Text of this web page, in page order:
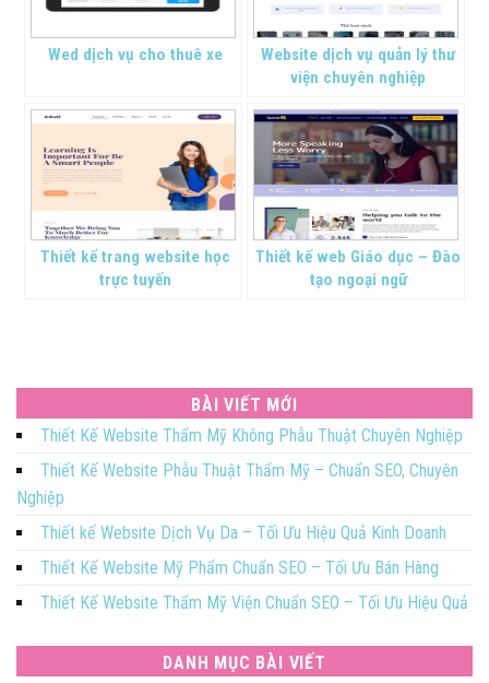
Wed dịch vụ cho thuê xe
Website dịch vụ quản lý thư
viện chuyên nghiệp
Thiết kế trang website học
trực tuyến
Thiết kế web Giáo dục – Đào
tạo ngoại ngữ
BÀI VIẾT MỚI
Thiết Kế Website Thẩm Mỹ Không Phẫu Thuật Chuyên Nghiệp
Thiết Kế Website Phẫu Thuật Thẩm Mỹ – Chuẩn SEO, Chuyên
Nghiệp
Thiết kế Website Dịch Vụ Da – Tối Ưu Hiệu Quả Kinh Doanh
Thiết Kế Website Mỹ Phẩm Chuẩn SEO – Tối Ưu Bán Hàng
Thiết Kế Website Thẩm Mỹ Viện Chuẩn SEO – Tối Ưu Hiệu Quả
DANH MỤC BÀI VIẾT